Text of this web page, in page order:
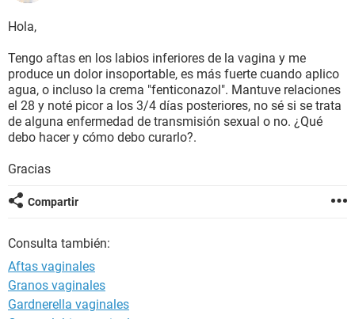
BIENESTAR
SEXUALIDAD
GLOSARIO
Hola,
Tengo aftas en los labios inferiores de la vagina y me
produce un dolor insoportable, es más fuerte cuando aplico
agua, o incluso la crema "fenticonazol". Mantuve relaciones
el 28 y noté picor a los 3/4 días posteriores, no sé si se trata
de alguna enfermedad de transmisión sexual o no. ¿Qué
debo hacer y cómo debo curarlo?.
Gracias
Compartir
Consulta también:
Aftas vaginales
Granos vaginales
Gardnerella vaginales